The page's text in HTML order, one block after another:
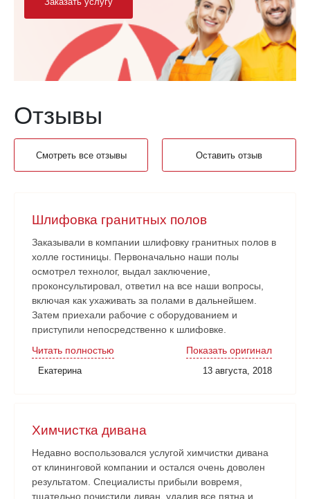
Отзывы
Смотреть все отзывы Оставить отзыв
Шлифовка гранитных полов
Заказывали в компании шлифовку гранитных полов в
холле гостиницы. Первоначально наши полы
осмотрел технолог, выдал заключение,
проконсультировал, ответил на все наши вопросы,
включая как ухаживать за полами в дальнейшем.
Затем приехали рабочие с оборудованием и
приступили непосредственно к шлифовке.
наши замечания и пожелания учитывали. Работа
сдана в срок. Очень довольны!
Читать полностью Показать оригинал
Екатерина 13 августа, 2018
Химчистка дивана
Недавно воспользовался услугой химчистки дивана
от клининговой компании и остался очень доволен
результатом. Специалисты прибыли вовремя,
тщательно почистили диван, удалив все пятна и